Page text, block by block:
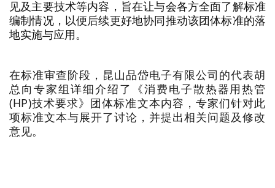
见及主要技术等内容，旨在让与会各方全面了解标准
编制情况，以便后续更好地协同推动该团体标准的落
地实施与应用。
在标准审查阶段，昆山品岱电子有限公司的代表胡
总向专家组详细介绍了《消费电子散热器用热管
(HP)技术要求》团体标准文本内容，专家们针对此
项标准文本与展开了讨论，并提出相关问题及修改
意见。